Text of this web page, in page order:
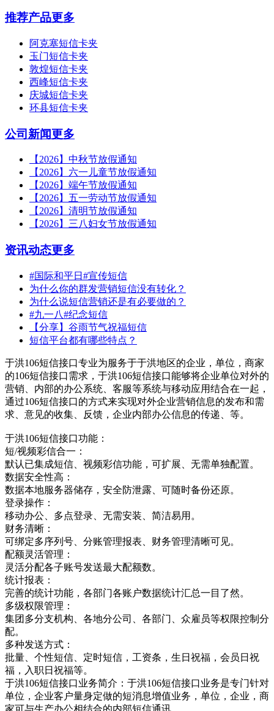
推荐产品更多
阿克塞短信卡夹
玉门短信卡夹
敦煌短信卡夹
西峰短信卡夹
庆城短信卡夹
环县短信卡夹
公司新闻更多
【2026】中秋节放假通知
【2026】六一儿童节放假通知
【2026】端午节放假通知
【2026】五一劳动节放假通知
【2026】清明节放假通知
【2026】三八妇女节放假通知
资讯动态更多
#国际和平日#宣传短信
为什么你的群发营销短信没有转化？
为什么说短信营销还是有必要做的？
#九一八#纪念短信
【分享】谷雨节气祝福短信
短信平台都有哪些特点？
于洪106短信接口专业为服务于于洪地区的企业，单位，商家
的106短信接口需求，于洪106短信接口能够将企业单位对外的
营销、内部的办公系统、客服等系统与移动应用结合在一起，
通过106短信接口的方式来实现对外企业营销信息的发布和需
求、意见的收集、反馈，企业内部办公信息的传递、等。
于洪106短信接口功能：
短/视频彩信合一：
默认已集成短信、视频彩信功能，可扩展、无需单独配置。
数据安全性高：
数据本地服务器储存，安全防泄露、可随时备份还原。
登录操作：
移动办公、多点登录、无需安装、简洁易用。
财务清晰：
可绑定多序列号、分账管理报表、财务管理清晰可见。
配额灵活管理：
灵活分配各子账号发送最大配额数。
统计报表：
完善的统计功能，各部门各账户数据统计汇总一目了然。
多级权限管理：
集团多分支机构、各地分公司、各部门、众雇员等权限控制分
配。
多种发送方式：
批量、个性短信、定时短信，工资条，生日祝福，会员日祝
福，入职日祝福等。
于洪106短信接口业务简介：于洪106短信接口业务是专门针对
单位，企业客户量身定做的短消息增值业务，单位，企业，商
家可与生产办公相结合的内部短信通讯，